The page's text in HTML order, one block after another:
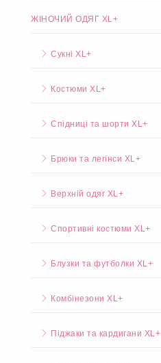
ЖІНОЧИЙ ОДЯГ XL+
Сукні XL+
Костюми XL+
Спідниці та шорти XL+
Брюки та легінси XL+
Верхній одяг XL+
Спортивні костюми XL+
Блузки та футболки XL+
Комбінезони XL+
Піджаки та кардигани XL+